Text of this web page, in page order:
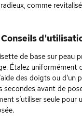
comme
Conseils
de base sur peau
Étalez uniformément
des doigts ou d’un
secondes avant de
s’utiliser seule pour